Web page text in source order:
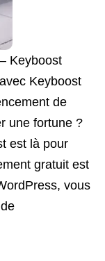
Keyboost
Keyboost
de
une fortune ?
est là pour
gratuit est
vous